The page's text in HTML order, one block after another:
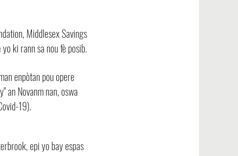
Middlesex Savings
ki rann sa nou fè posib.
enpòtan pou opere
an Novanm nan, oswa
19).
epi yo bay espas